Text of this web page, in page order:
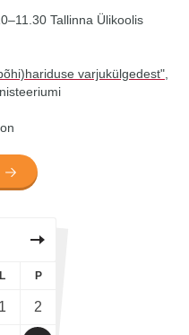
L P
1 2
Tallinna Ülikoolis
varjukülgedest"